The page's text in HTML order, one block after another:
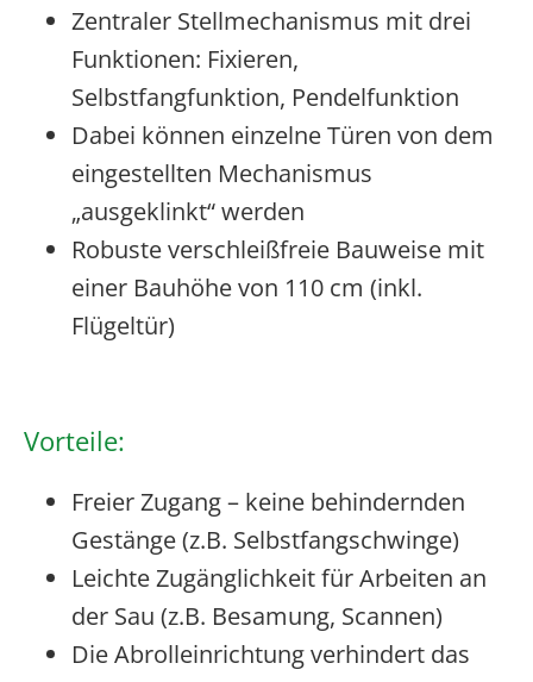
Zentraler Stellmechanismus mit drei
Funktionen: Fixieren,
Selbstfangfunktion, Pendelfunktion
Dabei können einzelne Türen von dem
eingestellten Mechanismus
„ausgeklinkt“ werden
Robuste verschleißfreie Bauweise mit
einer Bauhöhe von 110 cm (inkl.
Flügeltür)
Vorteile:
Freier Zugang – keine behindernden
Gestänge (z.B. Selbstfangschwinge)
Leichte Zugänglichkeit für Arbeiten an
der Sau (z.B. Besamung, Scannen)
Die Abrolleinrichtung verhindert das